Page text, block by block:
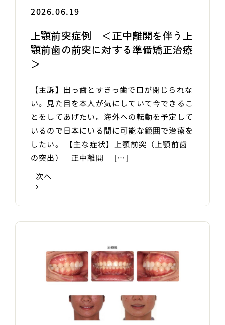
2026.06.19
上顎前突症例 ＜正中離開を伴う上
顎前歯の前突に対する準備矯正治療
＞
【主訴】出っ歯とすきっ歯で口が閉じられな
い。見た目を本人が気にしていて今できるこ
とをしてあげたい。海外への転勤を予定して
いるので日本にいる間に可能な範囲で治療を
したい。 【主な症状】上顎前突（上顎前歯
の突出） 正中離開 […]
次へ